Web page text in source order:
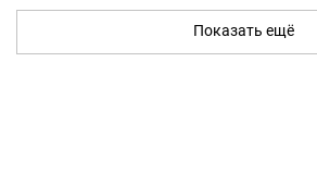
Показать ещё